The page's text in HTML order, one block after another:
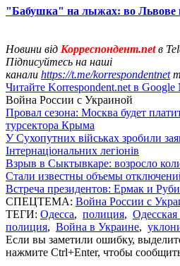
"Бабушка" на лыжах: во Львове
Новини від Корреспондент.netв
Підписуйтесь на наші
канали https://t.me/korrespondentnet
Читайте Korrespondent.net в Google
Война России с Украиной
Провал сезона: Москва будет
турсектора Крыма
У Сухопутних військах зробили
Інтернаціональних легіонів
Взрыв в Сыктывкаре: возросло
Стали известны объемы
Встреча президентов: Ермак и
СПЕЦТЕМА: Война России с
ТЕГИ: Одесса, полиция, Одесская
полиция, Война в Украине,
Если вы заметили ошибку,
нажмите Ctrl+Enter, чтобы